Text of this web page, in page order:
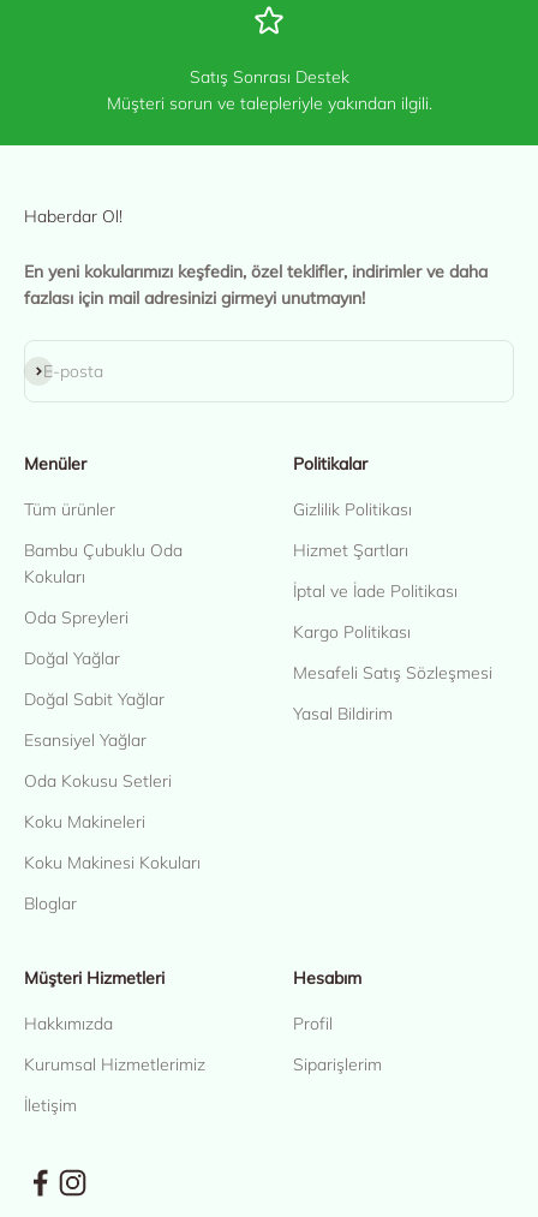
Satış Sonrası Destek
Müşteri sorun ve talepleriyle yakından ilgili.
Haberdar Ol!
En yeni kokularımızı keşfedin, özel teklifler, indirimler ve daha
fazlası için mail adresinizi girmeyi unutmayın!
E-posta
Abone ol
Menüler
Tüm ürünler
Bambu Çubuklu Oda
Kokuları
Oda Spreyleri
Doğal Yağlar
Doğal Sabit Yağlar
Esansiyel Yağlar
Oda Kokusu Setleri
Koku Makineleri
Koku Makinesi Kokuları
Bloglar
Politikalar
Gizlilik Politikası
Hizmet Şartları
İptal ve İade Politikası
Kargo Politikası
Mesafeli Satış Sözleşmesi
Yasal Bildirim
Müşteri Hizmetleri
Hakkımızda
Kurumsal Hizmetlerimiz
İletişim
Hesabım
Profil
Siparişlerim